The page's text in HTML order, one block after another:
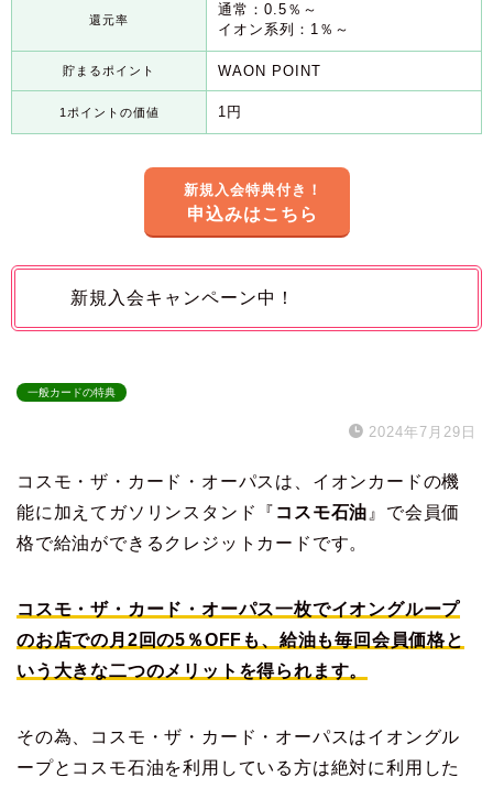
還元率
通常：0.5％～
イオン系列：1％～
貯まるポイント WAON POINT
1ポイントの価値 1円
新規入会特典付き！
申込みはこちら
新規入会キャンペーン中！
一般カードの特典
2024年7月29日
コスモ・ザ・カード・オーパスは、イオンカードの機
能に加えてガソリンスタンド『 コスモ石油 』で会員価
格で給油ができるクレジットカードです。
コスモ・ザ・カード・オーパス一枚でイオングループ
のお店での月2回の5％OFFも、給油も毎回会員価格と
いう大きな二つのメリットを得られます。
その為、コスモ・ザ・カード・オーパスはイオングル
ープとコスモ石油を利用している方は絶対に利用した